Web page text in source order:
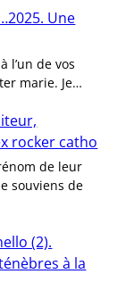
Une
l’un de vos
marie. Je…
rocker catho
de leur
souviens de
(2).
à la